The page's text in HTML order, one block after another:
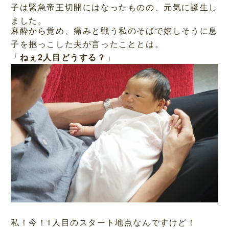
子は緊急帝王切開にはなったものの、元気に誕生し
ました。
麻酔から覚め、痛みと戦う私のそばで嬉しそうに息
子を抱っこした夫が言ったこととは。
「ねぇ2人目どうする？ 」
私！今！1人目のスタート地点なんですけど！